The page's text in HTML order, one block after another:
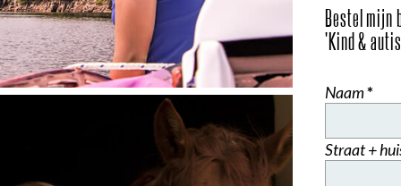
Bestel mijn
'Kind &
Naam*
Straat +